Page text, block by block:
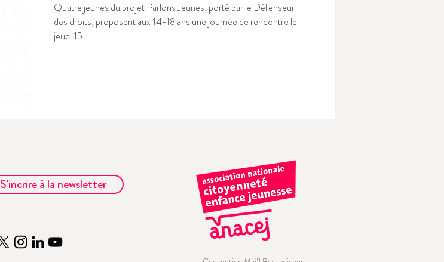
Quatre jeunes du projet Parlons Jeunes, porté par le Défenseur
des droits, proposent aux 14-18 ans une journée de rencontre le
jeudi 15...
S'incrire à la newsletter